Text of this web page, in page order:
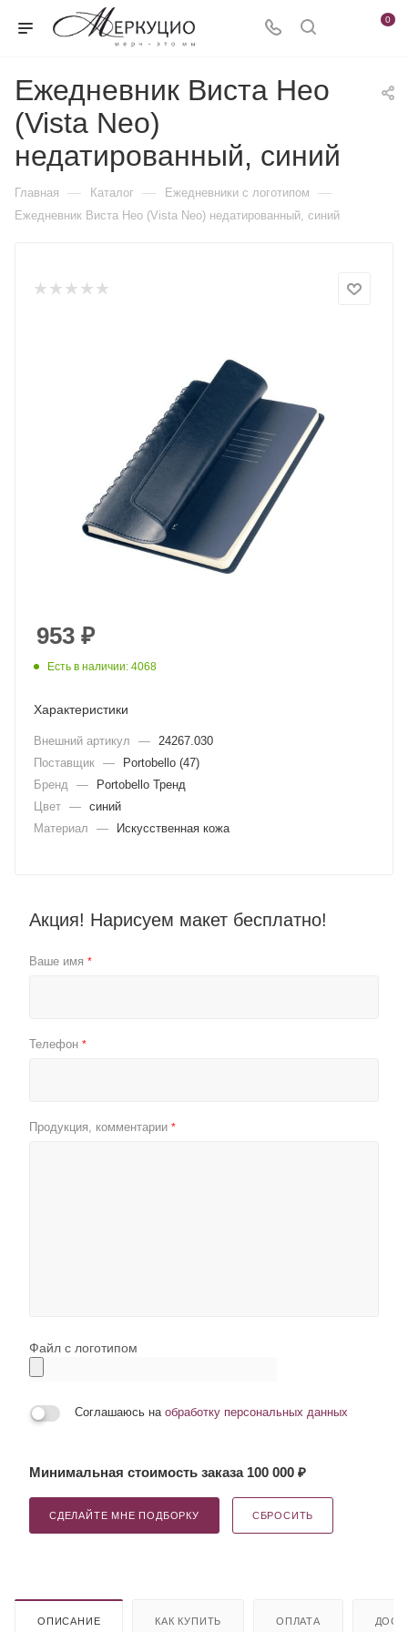
0
Ежедневник Виста Нео
(Vista Neo)
недатированный, синий
Главная — Каталог — Ежедневники c логотипом —
Ежедневник Виста Нео (Vista Neo) недатированный, синий
953 ₽
Есть в наличии: 4068
Характеристики
Внешний артикул —
24267.030
Поставщик —
Portobello (47)
Бренд
—
Portobello Тренд
Цвет — синий
Материал
— Искусственная кожа
Акция! Нарисуем макет бесплатно!
Ваше имя *
Телефон *
Продукция, комментарии *
Файл с логотипом
Соглашаюсь на обработку персональных данных
Минимальная стоимость заказа 100 000 ₽
СДЕЛАЙТЕ МНЕ ПОДБОРКУ СБРОСИТЬ
ОПИСАНИЕ КАК КУПИТЬ ОПЛАТА